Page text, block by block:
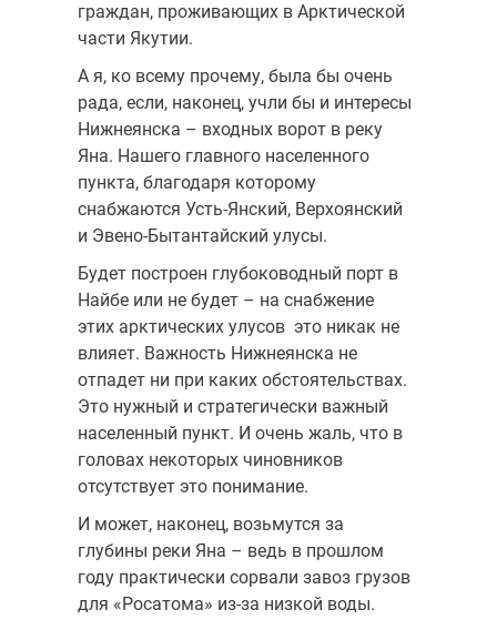
граждан, проживающих в Арктической
части Якутии.
А я, ко всему прочему, была бы очень
рада, если, наконец, учли бы и интересы
Нижнеянска – входных ворот в реку
Яна. Нашего главного населенного
пункта, благодаря которому
снабжаются Усть-Янский, Верхоянский
и Эвено-Бытантайский улусы.
Будет построен глубоководный порт в
Найбе или не будет – на снабжение
этих арктических улусов это никак не
влияет. Важность Нижнеянска не
отпадет ни при каких обстоятельствах.
Это нужный и стратегически важный
населенный пункт. И очень жаль, что в
головах некоторых чиновников
отсутствует это понимание.
И может, наконец, возьмутся за
глубины реки Яна – ведь в прошлом
году практически сорвали завоз грузов
для «Росатома» из-за низкой воды.